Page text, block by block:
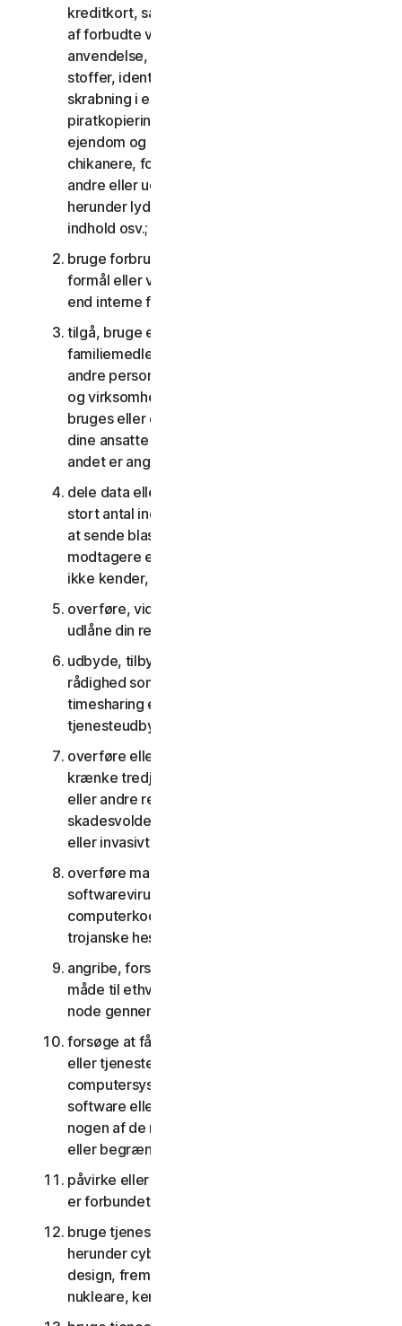
kreditkort, salg af stjålne varer, tilbud eller salg
af forbudte varer til militær brug og dobbelt
anvendelse, tilbud eller salg af kontrollerede
stoffer, identitetstyveri, hacking, pharming,
skrabning i enhver form eller mængde, digital
piratkopiering, overtrædelser af intellektuel
ejendom og andre lignende aktiviteter; eller til at
chikanere, forfølge, true, skade eller overvåge
andre eller udnytte børn på nogen måde,
herunder lyd, video, fotografering, digitalt
indhold osv.;
bruge forbrugertjenesterne til kommercielle
formål eller virksomhedstjenesterne til andet
end interne forretningsformål;
tilgå, bruge eller dele forbrugertjenesterne med
familiemedlemmer, ikke-familiemedlemmer eller
andre personer, der ikke bor sammen med dig,
og virksomhedstjenesterne må ikke tilgås,
bruges eller deles med personer, der ikke er
dine ansatte eller en del af din SV, medmindre
andet er angivet i LSA'en eller dokumentationen;
dele data eller andet indhold med et urimeligt
stort antal individer, herunder uden begrænsning
at sende blast-kommunikation til et stort antal
modtagere eller dele indhold med personer, du
ikke kender, eller som ikke kender dig
overføre, viderelicensere, leje, lease og/eller
udlåne din ret til at bruge tjenesterne
udbyde, tilbyde eller stille tjenesterne til
rådighed som del af en aftale om anlægsstyring,
timesharing eller som en del af en aftale med en
tjenesteudbyder eller et servicebureau
overføre eller opbevare materiale, der kan
krænke tredjemands immaterielle rettigheder
eller andre rettigheder, eller som er ulovligt,
skadesvoldene, ærekrænkende, injurierende
eller invasivt for andres privatliv
overføre materiale, der indeholder
softwarevirus eller anden skadelig
computerkode eller skadelige filer, for eksempel
trojanske heste, orme og tidsindstillede bomber
angribe, forstyrre, nægte tjenester på nogen
måde til ethvert andet netværk, computer eller
node gennem tjenesterne
forsøge at få uautoriseret adgang til software
eller tjenester eller andre brugeres konti eller
computersystemer eller netværk forbundet til
software eller tjenester eller forsøge at omgå
nogen af de måder, hvorpå vi beskytter imod
eller begrænser adgang til tjenesterne
påvirke eller forstyrre servere eller netværk, der
er forbundet til nogen tjenester
bruge tjenesterne til noget militært formål,
herunder cyberkrigsførelse, våbenudvikling,
design, fremstilling eller produktion af missiler,
nukleare, kemiske eller biologiske våben